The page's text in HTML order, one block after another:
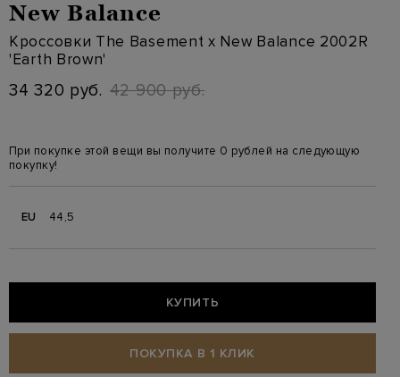
New Balance
Кроссовки The Basement x New Balance 2002R
'Earth Brown'
34 320 руб. 42 900 руб.
При покупке этой вещи вы получите 0 рублей на следующую
покупку!
EU 44,5
КУПИТЬ
ПОКУПКА В 1 КЛИК